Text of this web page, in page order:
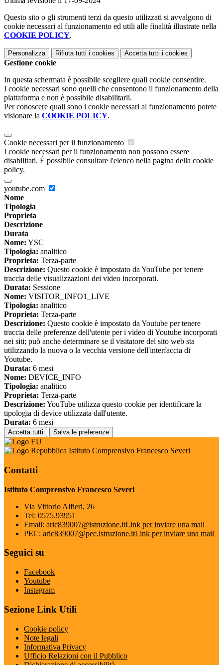
Questo sito o gli strumenti terzi da questo utilizzati si avvalgono di
cookie necessari al funzionamento ed utili alle finalità illustrate nella
COOKIE POLICY.
Personalizza Rifiuta tutti i cookies Accetta tutti i cookies
Gestione cookie
In questa schermata è possibile scegliere quali cookie consentire.
I cookie necessari sono quelli che consentono il funzionamento della
piattaforma e non è possibile disabilitarli.
Per conoscere quali sono i cookie necessari al funzionamento potete
visionare la COOKIE POLICY.
Cookie necessari per il funzionamento
I cookie necessari per il funzionamento non possono essere
disabilitati. È possibile consultare l'elenco nella pagina della cookie
policy.
youtube.com
Nome
Tipologia
Proprieta
Descrizione
Durata
Nome: YSC
Tipologia: analitico
Proprieta: Terza-parte
Descrizione: Questo cookie è impostato da YouTube per tenere
traccia delle visualizzazioni dei video incorporati.
Durata: Sessione
Nome: VISITOR_INFO1_LIVE
Tipologia: analitico
Proprieta: Terza-parte
Descrizione: Questo cookie è impostato da Youtube per tenere
traccia delle preferenze dell'utente per i video di Youtube incorporati
nei siti; può anche determinare se il visitatore del sito web sta
utilizzando la nuova o la vecchia versione dell'interfaccia di
Youtube.
Durata: 6 mesi
Nome: DEVICE_INFO
Tipologia: analitico
Proprieta: Terza-parte
Descrizione: YouTube utilizza questo cookie per identificare la
tipologia di device utilizzata dall'utente.
Durata: 6 mesi
Accetta tutti Salva le preferenze
Istituto Comprensivo Francesco Severi
Contatti
Istituto Comprensivo Francesco Severi
Via Vittorio Alfieri, 26
Tel: 0575.93951
Email: aric839007@istruzione.itLink per inviare una mail
PEC: aric839007@pec.istruzione.itLink per inviare una mail
Seguici su
Facebook
Youtube
Instagram
Sezione Link Utili
Cookie policy
Note legali
Informativa Privacy
Ufficio Relazioni con il Pubblico